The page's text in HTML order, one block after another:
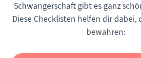
Schwangerschaft gibt es ganz
Diese Checklisten helfen dir dabei,
bewahren: